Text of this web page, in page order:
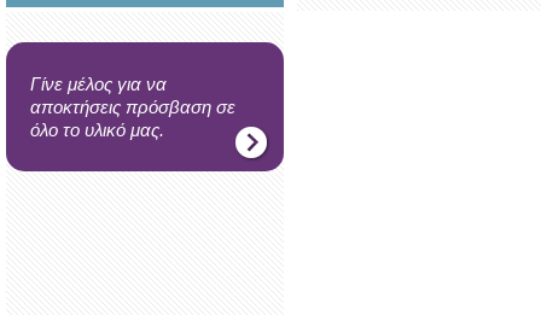
Γίνε μέλος για να
αποκτήσεις πρόσβαση σε
όλο το υλικό μας.